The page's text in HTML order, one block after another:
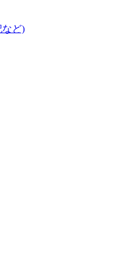
など)